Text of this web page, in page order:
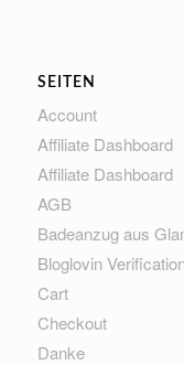
SEITEN
Account
Affiliate Dashboard
Affiliate Dashboard
AGB
Badeanzug aus
Bloglovin
Cart
Checkout
Danke